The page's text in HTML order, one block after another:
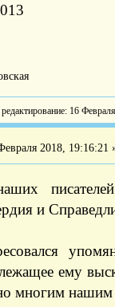
16
2018, 19:16:21
и
ему
многим